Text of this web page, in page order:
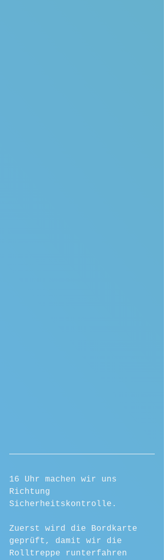
16 Uhr machen wir uns
Richtung
Sicherheitskontrolle.
Zuerst wird die Bordkarte
geprüft, damit wir die
Rolltreppe runterfahren